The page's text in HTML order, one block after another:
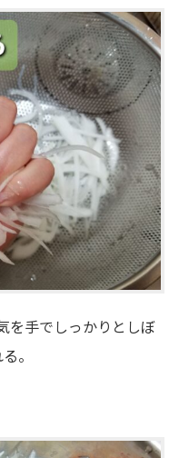
を手でしっかりとしぼ
。